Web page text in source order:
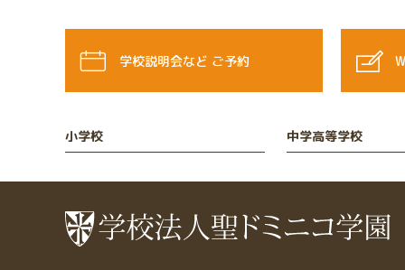
学校説明会など ご予約
小学校 中学高等学校